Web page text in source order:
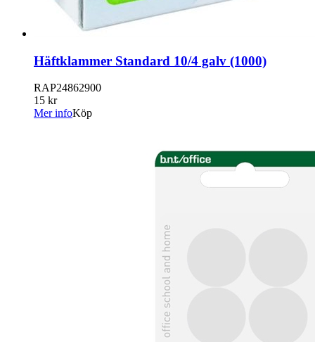
Häftklammer Standard 10/4 galv (1000)
RAP24862900
15 kr
Mer infoKöp